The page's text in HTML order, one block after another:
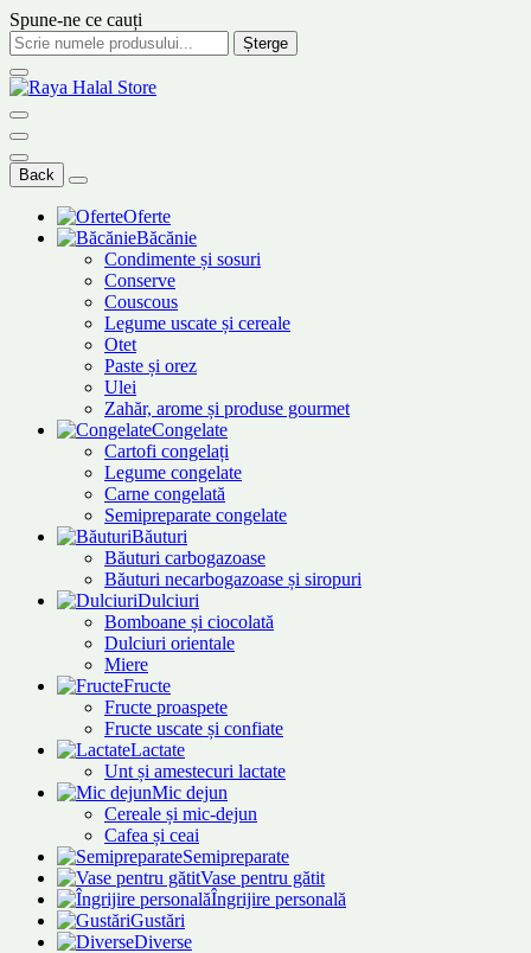
Spune-ne ce cauți
Șterge
Back
Oferte
Băcănie
Condimente și sosuri
Conserve
Couscous
Legume uscate și cereale
Otet
Paste și orez
Ulei
Zahăr, arome și produse gourmet
Congelate
Cartofi congelați
Legume congelate
Carne congelată
Semipreparate congelate
Băuturi
Băuturi carbogazoase
Băuturi necarbogazoase și siropuri
Dulciuri
Bomboane și ciocolată
Dulciuri orientale
Miere
Fructe
Fructe proaspete
Fructe uscate și confiate
Lactate
Unt și amestecuri lactate
Mic dejun
Cereale și mic-dejun
Cafea și ceai
Semipreparate
Vase pentru gătit
Îngrijire personală
Gustări
Diverse